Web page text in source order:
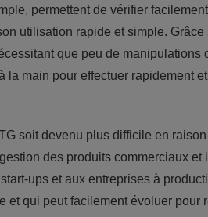
permettent de vérifier
utilisation rapide et simple.
que peu de manipulations
la main pour effectuer rapidement
soit devenu plus difficile en
des produits commerciaux
ups et aux entreprises à
et qui peut facilement évoluer pour